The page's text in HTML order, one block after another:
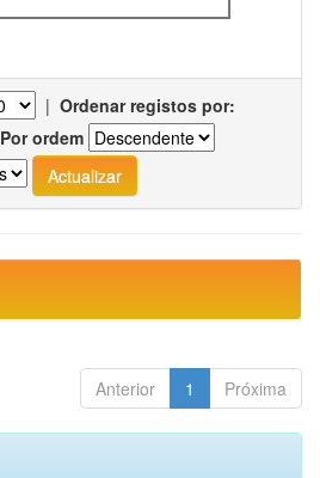
| Ordenar registos por:
Por ordem
Anterior 1 Próxima